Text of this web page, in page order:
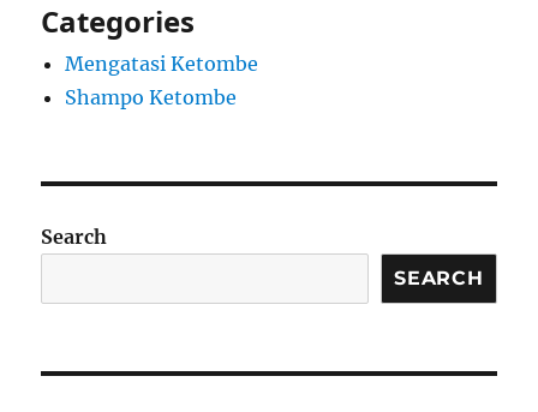
Categories
Mengatasi Ketombe
Shampo Ketombe
Search
SEARCH